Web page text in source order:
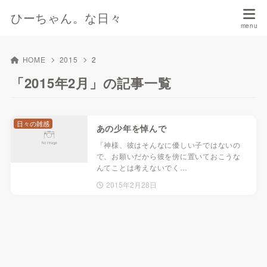
ひーちゃん。な日々
HOME 2015 2
「2015年2月」の記事一覧
あの少年を悼んで
「神様、彼はそんなに優しい子ではないの
で、お願いだから彼を傍に置いておこうな
んてことは考えないでく…
2015年2月28日
日々の雑感